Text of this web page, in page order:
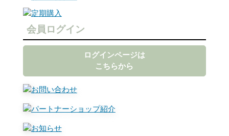
会員ログイン
ログインページは
こちらから